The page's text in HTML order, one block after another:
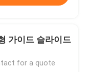
가이드 슬라이드
for a quote